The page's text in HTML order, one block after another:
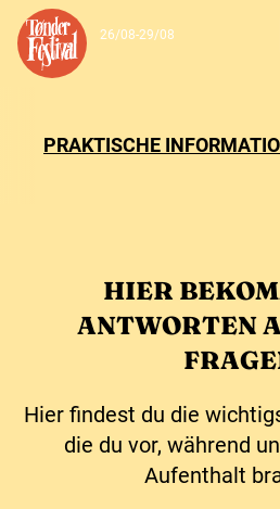
Zum Inhalt springen
26/08-29/08
PRAKTISCHE
HIER
ANTWORTEN
Hier findest du die
die du vor, während
Aufenthalt